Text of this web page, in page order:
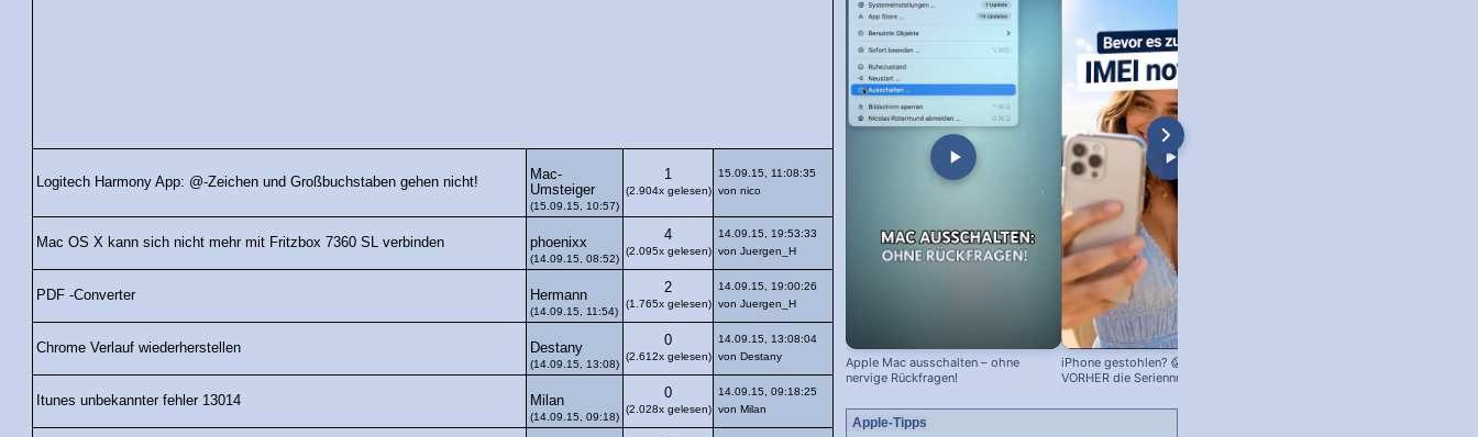
Logitech Harmony App: @-Zeichen und Großbuchstaben gehen nicht!
Mac-
Umsteiger
(15.09.15, 10:57)
1
(2.904x gelesen)
15.09.15, 11:08:35
von nico
Mac OS X kann sich nicht mehr mit Fritzbox 7360 SL verbinden phoenixx
(14.09.15, 08:52)
4
(2.095x gelesen)
14.09.15, 19:53:33
von Juergen_H
PDF -Converter Hermann
(14.09.15, 11:54)
2
(1.765x gelesen)
14.09.15, 19:00:26
von Juergen_H
Chrome Verlauf wiederherstellen Destany
(14.09.15, 13:08)
0
(2.612x gelesen)
14.09.15, 13:08:04
von Destany
Itunes unbekannter fehler 13014 Milan
(14.09.15, 09:18)
0
(2.028x gelesen)
14.09.15, 09:18:25
von Milan
Apple Mac ausschalten – ohne
nervige Rückfragen!
iPhone gestohlen? 😱 Speicher dir
VORHER die Seriennummer + IMEI ab!
Apple-Tipps